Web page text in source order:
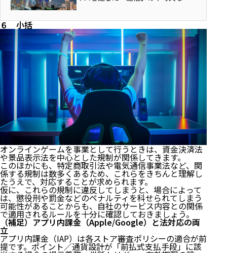
関する法律や規制を正確に理解して
いる事業者は少ないのではないでし
ょうか。 電気通信事業法や電波法...
６ 小括
オンラインゲームを事業として行うときは、資金決済法
や景品表示法を中心とした規制が関係してきます。
このほかにも、特定商取引法や電気通信事業法など、関
係する規制は数多くあるため、これらをきちんと理解し
たうえで、対応することが求められます。
仮に、これらの規制に違反してしまうと、場合によって
は、懲役刑や罰金などのペナルティを科せられてしまう
可能性があることからも、自社のサービス内容との関係
で適用されるルールを十分に確認しておきましょう。
（補足）アプリ内課金（Apple/Google）と法対応の両
立
アプリ内課金（IAP）は各ストア審査ポリシーの適合が前
提です。ポイント／通貨設計が「前払式支払手段」に該